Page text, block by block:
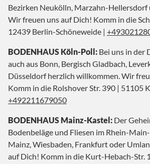
Bezirken Neukölln, Marzahn-Hellersdorf
Wir freuen uns auf Dich! Komm in die
12439 Berlin-Schöneweide |
BODENHAUS Köln-Poll: Bei uns in der
auch aus Bonn, Bergisch Gladbach,
Düsseldorf herzlich willkommen. Wir
Komm in die Rolshover Str. 390 | 51105
+492211679050
BODENHAUS Mainz-Kastel: Der
Bodenbeläge und Fliesen im Rhein-
Mainz, Wiesbaden, Frankfurt oder
auf Dich! Komm in die Kurt-Hebach-Str.